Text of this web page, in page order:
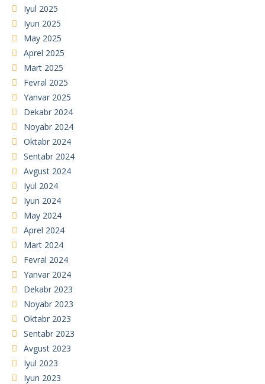
Iyul 2025
Iyun 2025
May 2025
Aprel 2025
Mart 2025
Fevral 2025
Yanvar 2025
Dekabr 2024
Noyabr 2024
Oktabr 2024
Sentabr 2024
Avgust 2024
Iyul 2024
Iyun 2024
May 2024
Aprel 2024
Mart 2024
Fevral 2024
Yanvar 2024
Dekabr 2023
Noyabr 2023
Oktabr 2023
Sentabr 2023
Avgust 2023
Iyul 2023
Iyun 2023